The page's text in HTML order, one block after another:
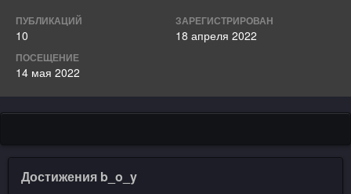
ПУБЛИКАЦИЙ
10
ЗАРЕГИСТРИРОВАН
18 апреля 2022
ПОСЕЩЕНИЕ
14 мая 2022
Достижения b_o_y